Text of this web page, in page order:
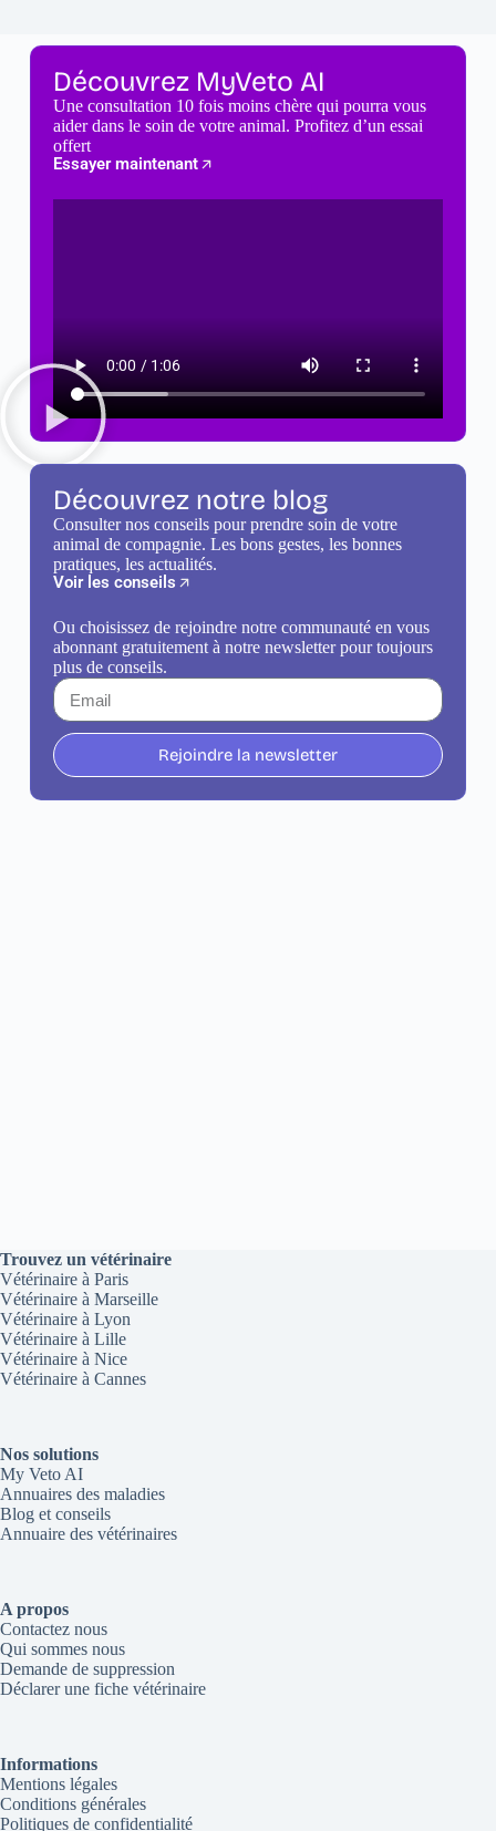
Découvrez MyVeto AI
Une consultation 10 fois moins chère qui pourra vous
aider dans le soin de votre animal. Profitez d’un essai
offert
Essayer maintenant
Découvrez notre blog
Consulter nos conseils pour prendre soin de votre
animal de compagnie. Les bons gestes, les bonnes
pratiques, les actualités.
Voir les conseils
Ou choisissez de rejoindre notre communauté en vous
abonnant gratuitement à notre newsletter pour toujours
plus de conseils.
Rejoindre la newsletter
Trouvez un vétérinaire
Vétérinaire à Paris
Vétérinaire à Marseille
Vétérinaire à Lyon
Vétérinaire à Lille
Vétérinaire à Nice
Vétérinaire à Cannes
Nos solutions
My Veto AI
Annuaires des maladies
Blog et conseils
Annuaire des vétérinaires
A propos
Contactez nous
Qui sommes nous
Demande de suppression
Déclarer une fiche vétérinaire
Informations
Mentions légales
Conditions générales
Politiques de confidentialité